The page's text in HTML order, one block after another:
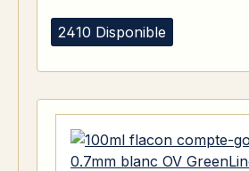
2410 Disponible